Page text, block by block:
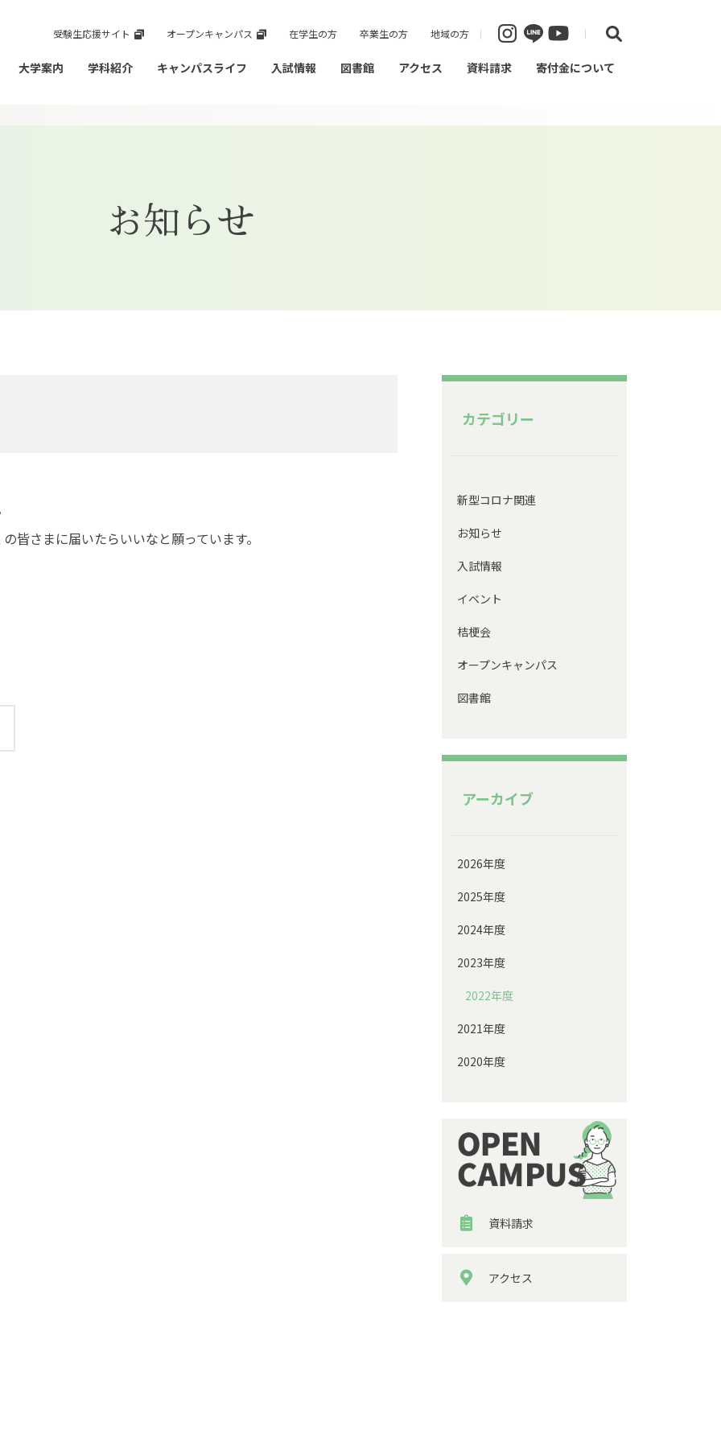
大学案内 学科紹介 キャンパスライフ 入試情報 図書館 アクセス 資料請求 寄付金について
受験生応援サイト オープンキャンパス 在学生の方 卒業生の方 地域の方
お知らせ
皆さまに届いたらいいなと願っています。
カテゴリー
新型コロナ関連
お知らせ
入試情報
イベント
桔梗会
オープンキャンパス
図書館
アーカイブ
2026年度
2025年度
2024年度
2023年度
2022年度
2021年度
2020年度
資料請求
アクセス